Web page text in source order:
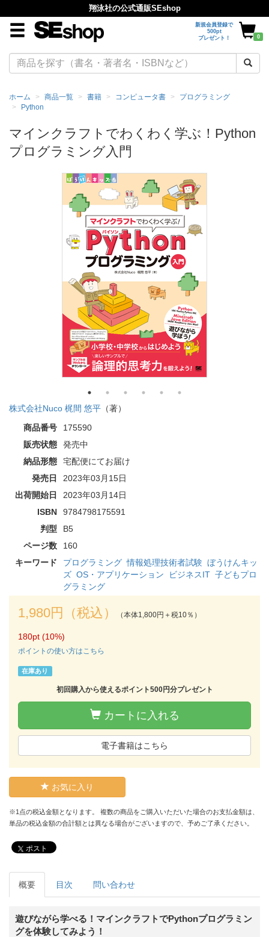
翔泳社の公式通販SEshop
新規会員登録で
500pt
プレゼント！
0
ホーム 商品一覧 書籍 コンピュータ書
プログラミング
Python
マインクラフトでわくわく学ぶ！Python
プログラミング入門
株式会社Nuco 梶間 悠平 （著）
商品番号
175590
販売状態
発売中
納品形態
宅配便にてお届け
発売日
2023年03月15日
出荷開始日
2023年03月14日
ISBN
9784798175591
判型
B5
ページ数
160
キーワード
プログラミング 情報処理技術者試験 ぼうけんキッ
ズ OS・アプリケーション ビジネスIT 子どもプロ
グラミング
1,980円（税込） （本体1,800円＋税10％）
180pt (10%)
ポイントの使い方はこちら
在庫あり
初回購入から使えるポイント500円分プレゼント
カートに入れる
電子書籍はこちら
お気に入り
※1点の税込金額となります。 複数の商品をご購入いただいた場合のお支払金額は、
単品の税込金額の合計額とは異なる場合がございますので、予めご了承ください。
ポスト
概要 目次 問い合わせ
遊びながら学べる！マインクラフトでPythonプログラミン
グを体験してみよう！